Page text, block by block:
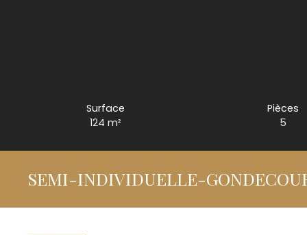
Surface
124 m²
Pièces
5
SEMI-INDIVIDUELLE-